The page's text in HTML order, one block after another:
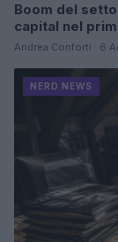
Boom del
capital nel
Andrea Conforti · 6
NERD NEWS